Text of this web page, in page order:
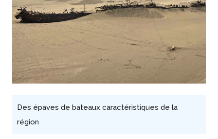
Des épaves de bateaux caractéristiques de la
région